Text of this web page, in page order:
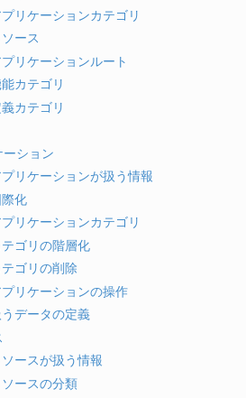
プリケーションカテゴリ
ース
プリケーションルート
カテゴリ
カテゴリ
ーション
プリケーションが扱う情報
際化
プリケーションカテゴリ
テゴリの階層化
テゴリの削除
プリケーションの操作
うデータの定義
ソースが扱う情報
ソースの分類